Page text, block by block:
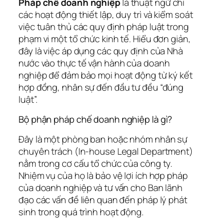
các hoạt động thiết lập, duy trì và kiểm soát
việc tuân thủ các quy định pháp luật trong
phạm vi một tổ chức kinh tế. Hiểu đơn giản,
đây là việc áp dụng các quy định của Nhà
nước vào thực tế vận hành của doanh
nghiệp để đảm bảo mọi hoạt động từ ký kết
hợp đồng, nhân sự đến đầu tư đều “đúng
luật”.
Bộ phận pháp chế doanh nghiệp là gì?
Đây là một phòng ban hoặc nhóm nhân sự
chuyên trách (In-house Legal Department)
nằm trong cơ cấu tổ chức của công ty.
Nhiệm vụ của họ là bảo vệ lợi ích hợp pháp
của doanh nghiệp và tư vấn cho Ban lãnh
đạo các vấn đề liên quan đến pháp lý phát
sinh trong quá trình hoạt động.